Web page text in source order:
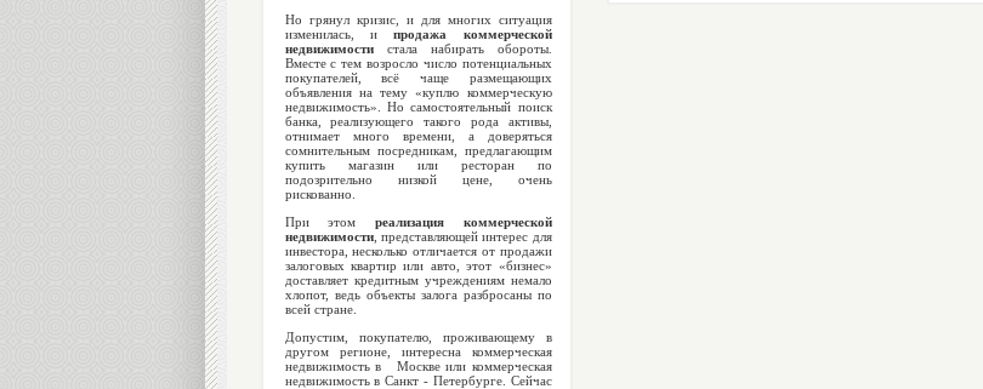
Но грянул кризис, и для многих ситуация
изменилась, ипродажа коммерческой
недвижимостистала набирать обороты.
Вместе с тем возросло число потенциальных
покупателей, всё чаще размещающих
объявления на тему «куплю коммерческую
недвижимость». Но самостоятельный поиск
банка, реализующего такого рода активы,
отнимает много времени, а доверяться
сомнительным посредникам, предлагающим
купить магазин или ресторан по
подозрительно низкой цене, очень
рискованно.
При этом реализация коммерческой
недвижимости, представляющей интерес для
инвестора, несколько отличается от продажи
залоговых квартир или авто, этот «бизнес»
доставляет кредитным учреждениям немало
хлопот, ведь объекты залога разбросаны по
всей стране.
Допустим, покупателю, проживающему в
другом регионе, интересна коммерческая
недвижимость в Москве или коммерческая
недвижимость в Санкт - Петербурге. Сейчас